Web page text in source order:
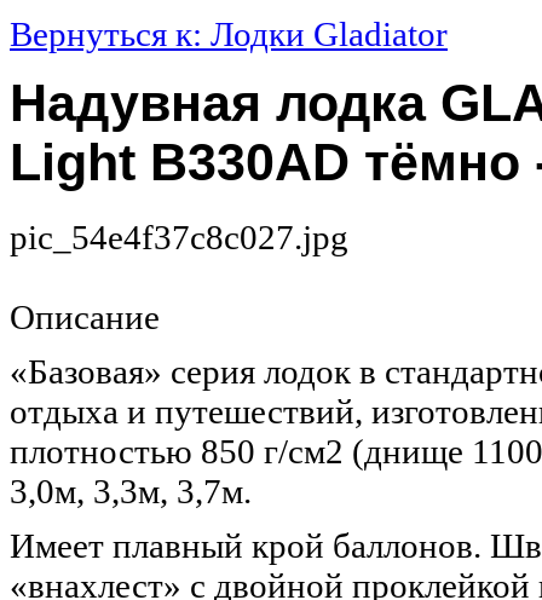
Вернуться к: Лодки Gladiator
Надувная лодка
Light B330AD тёмно
pic_54e4f37c8c027.jpg
Описание
«Базовая» серия лодок в
отдыха и путешествий,
плотностью 850 г/см2 (днище
3,0м, 3,3м, 3,7м.
Имеет плавный крой баллонов.
«внахлест» с двойной